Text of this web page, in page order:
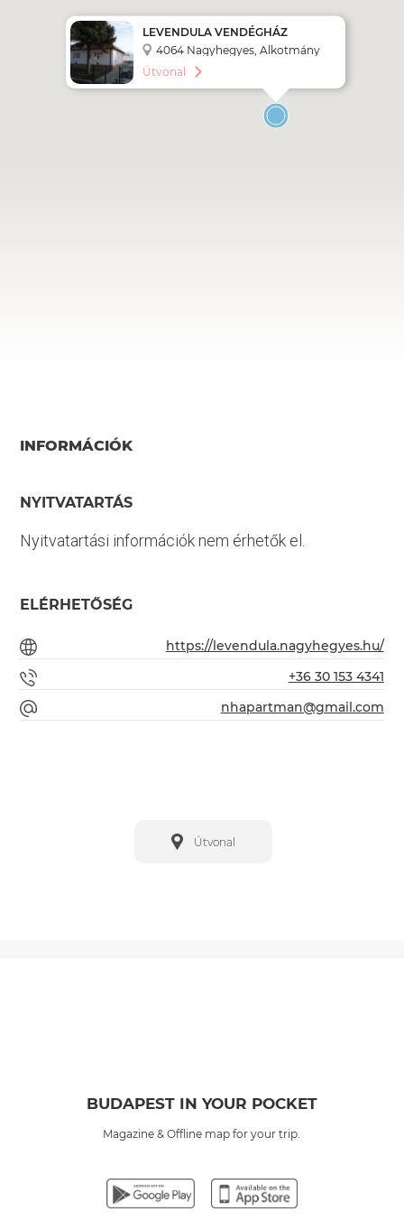
LEVENDULA VENDÉGHÁZ
4064 Nagyhegyes, Alkotmány
utca 3.
Útvonal
INFORMÁCIÓK
NYITVATARTÁS
Nyitvatartási információk nem érhetők el.
ELÉRHETŐSÉG
https://levendula.nagyhegyes.hu/
+36 30 153 4341
nhapartman@gmail.com
Útvonal
BUDAPEST IN YOUR POCKET
Magazine & Offline map for your trip.